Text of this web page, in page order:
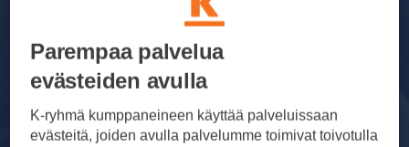
Parempaa palvelua
evästeiden avulla
K-ryhmä kumppaneineen käyttää palveluissaan
evästeitä, joiden avulla palvelumme toimivat toivotulla